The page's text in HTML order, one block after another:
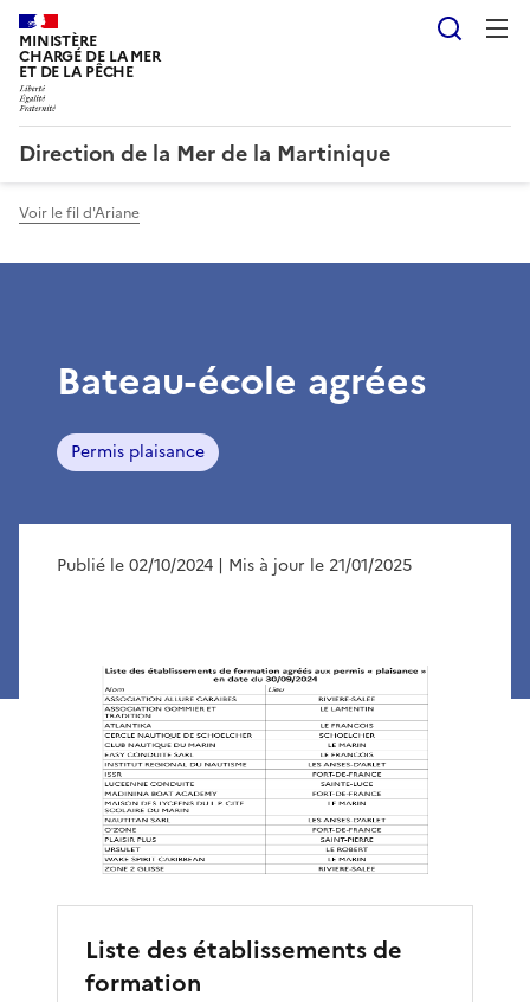
MINISTÈRE
CHARGÉ DE LA MER
ET DE LA PÊCHE
Direction de la Mer de la Martinique
Voir le fil d'Ariane
Bateau-école agrées
Permis plaisance
Publié le 02/10/2024 | Mis à jour le 21/01/2025
Liste des établissements de
formation